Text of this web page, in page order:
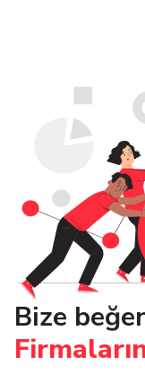
Bize